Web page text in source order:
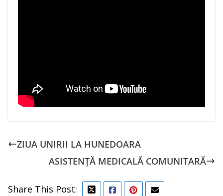
ZIUA UNIRII LA HUNEDOARA
ASISTENȚĂ MEDICALĂ COMUNITARĂ
Share This Post: